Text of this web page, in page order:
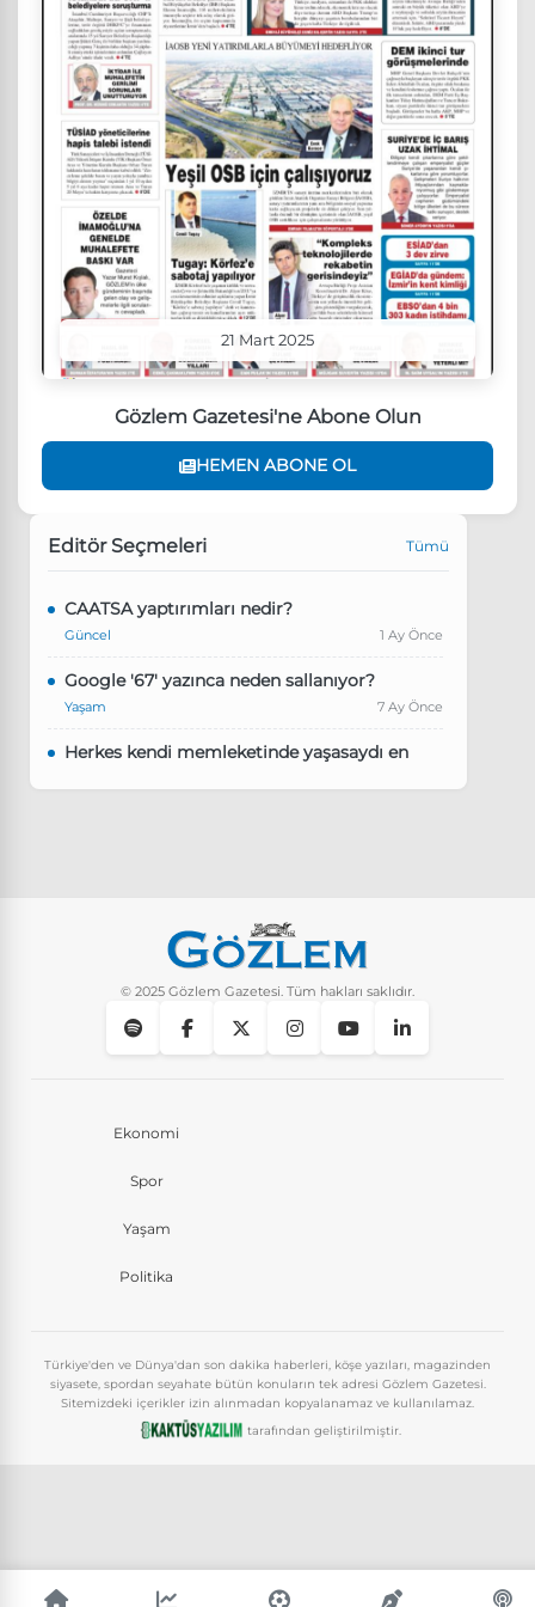
21 Mart 2025
Gözlem Gazetesi'ne Abone Olun
HEMEN ABONE OL
Editör Seçmeleri Tümü
CAATSA yaptırımları nedir?
Güncel 1 Ay Önce
Google '67' yazınca neden sallanıyor?
Yaşam 7 Ay Önce
Herkes kendi memleketinde yaşasaydı en
Instagram’da keşfet nasıl temizlenir?
© 2025 Gözlem Gazetesi. Tüm hakları saklıdır.
Ekonomi
Spor
Yaşam
Politika
Türkiye'den ve Dünya'dan son dakika haberleri, köşe yazıları, magazinden
siyasete, spordan seyahate bütün konuların tek adresi Gözlem Gazetesi.
Sitemizdeki içerikler izin alınmadan kopyalanamaz ve kullanılamaz.
tarafından geliştirilmiştir.